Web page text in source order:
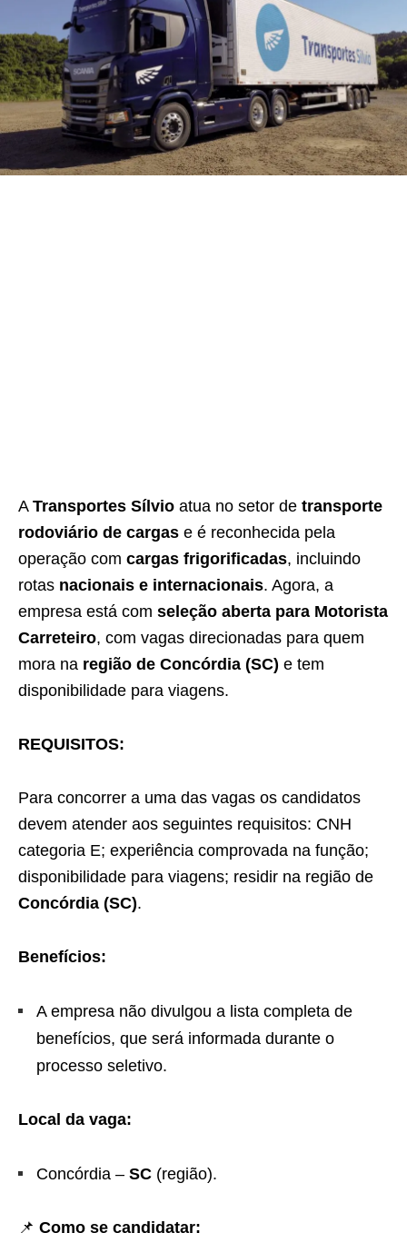
A Transportes Sílvio atua no setor de transporte
rodoviário de cargas e é reconhecida pela
operação com cargas frigorificadas, incluindo
rotas nacionais e internacionais. Agora, a
empresa está com seleção aberta para Motorista
Carreteiro, com vagas direcionadas para quem
mora na região de Concórdia (SC) e tem
disponibilidade para viagens.
REQUISITOS:
Para concorrer a uma das vagas os candidatos
devem atender aos seguintes requisitos: CNH
categoria E; experiência comprovada na função;
disponibilidade para viagens; residir na região de
Concórdia (SC).
Benefícios:
A empresa não divulgou a lista completa de
benefícios, que será informada durante o
processo seletivo.
Local da vaga:
Concórdia – SC (região).
📌 Como se candidatar: